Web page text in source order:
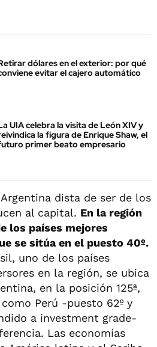
dólares en el exterior: por qué
evitar el cajero automático
UIA celebra la visita de León XIV y
la figura de Enrique Shaw, el
primer beato empresario
dista de ser de los
al capital. En la región
los países mejores
se sitúa en el puesto 40º.
uno de los países
en la región, se ubica
en la posición 125ª,
Perú -puesto 62º y
a investment grade-
Las economías